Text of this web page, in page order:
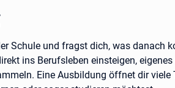
Schule und fragst dich, was danach
ins Berufsleben einsteigen, eigenes
Eine Ausbildung öffnet dir viele